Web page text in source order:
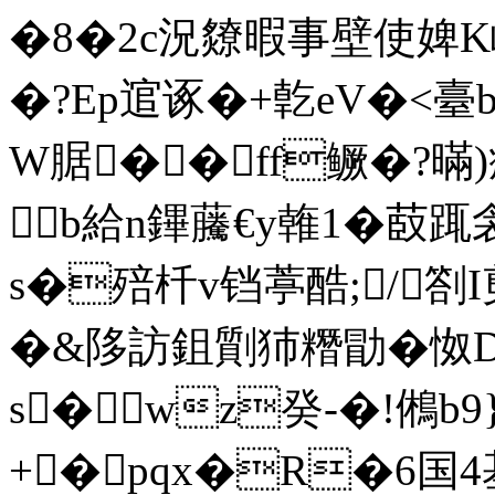
�8�2c況爒暇事壁使婢K
�?Ep逭诼�+亁eV�<臺
W腒��ff鳜�?暪)
b給n鏎虅€y雗1�菣踂
s�殕杄v铛葶酷;/
�&陊訪鉏劕犻糣勖�怓
s�wz癸-�!鵂
+�pqx�R�6国4